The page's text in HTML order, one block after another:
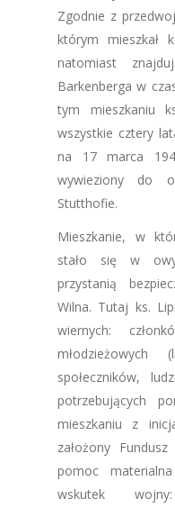
Zgodnie z
którym mieszkał
natomiast
Barkenberga w
tym mieszkaniu
wszystkie cztery
na 17 marca
wywieziony do
Stutthofie.
Mieszkanie, w
stało się w
przystanią
Wilna. Tutaj ks.
wiernych:
młodzieżowych
społeczników,
potrzebujących
mieszkaniu z
założony
pomoc
wskutek